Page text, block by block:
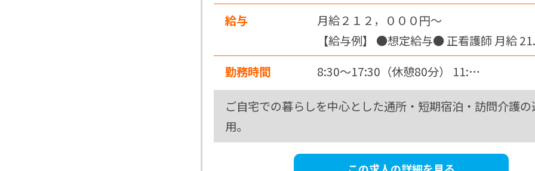
給与
月給２１２，０００円〜
【給与例】 ●想定給与● 正看護師 月給
23.9 万円 ＜月給内訳＞ 基本給…
勤務時間 8:30～17:30（休憩80分） 11:…
ご自宅での暮らしを中心とした通所・短期宿泊・訪問介護の
用。